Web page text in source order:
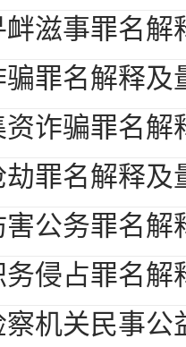
衅滋事罪名
骗罪名解释及
资诈骗罪名
劫罪名解释及
害公务罪名
务侵占罪名
察机关民事